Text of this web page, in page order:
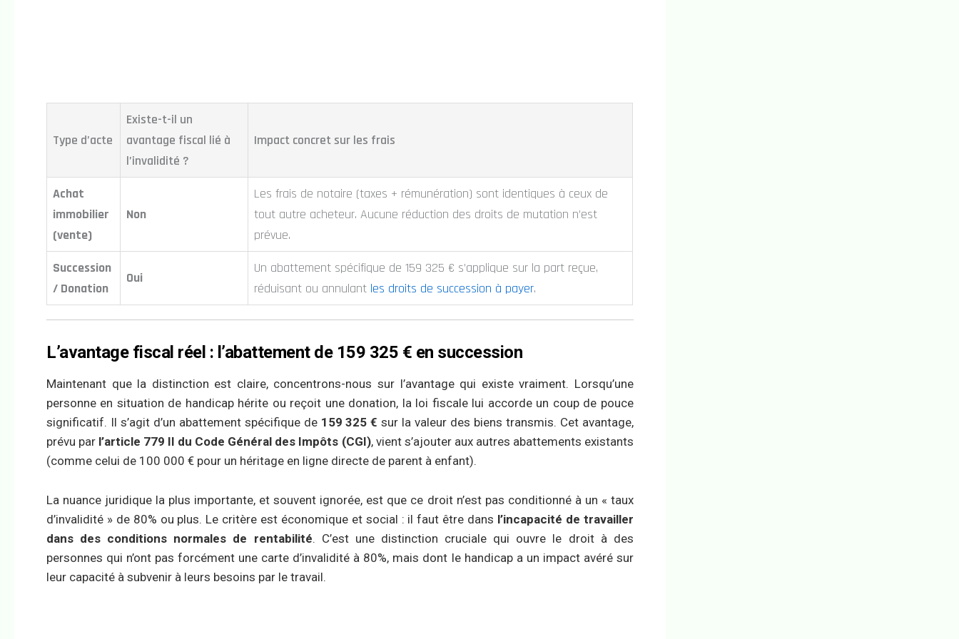
Type d’acte
Existe-t-il un
avantage fiscal lié à
l’invalidité ?
Impact concret sur les frais
Achat
immobilier
(vente)
Non
Les frais de notaire (taxes + rémunération) sont identiques à ceux de
tout autre acheteur. Aucune réduction des droits de mutation n’est
prévue.
Succession
/ Donation
Oui
Un abattement spécifique de 159 325 € s’applique sur la part reçue,
réduisant ou annulant les droits de succession à payer.
L’avantage fiscal réel : l’abattement de 159 325 € en succession
Maintenant que la distinction est claire, concentrons-nous sur l’avantage qui existe vraiment. Lorsqu’une
personne en situation de handicap hérite ou reçoit une donation, la loi fiscale lui accorde un coup de pouce
significatif. Il s’agit d’un abattement spécifique de 159 325 € sur la valeur des biens transmis. Cet avantage,
prévu par l’article 779 II du Code Général des Impôts (CGI), vient s’ajouter aux autres abattements existants
(comme celui de 100 000 € pour un héritage en ligne directe de parent à enfant).
La nuance juridique la plus importante, et souvent ignorée, est que ce droit n’est pas conditionné à un « taux
d’invalidité » de 80% ou plus. Le critère est économique et social : il faut être dans l’incapacité de travailler
dans des conditions normales de rentabilité. C’est une distinction cruciale qui ouvre le droit à des
personnes qui n’ont pas forcément une carte d’invalidité à 80%, mais dont le handicap a un impact avéré sur
leur capacité à subvenir à leurs besoins par le travail.